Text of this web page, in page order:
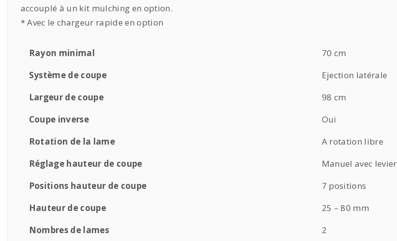
accouplé à un kit mulching en option.
* Avec le chargeur rapide en option
Rayon minimal
70 cm
Système de coupe
Ejection latérale
Largeur de coupe
98 cm
Coupe inverse
Oui
Rotation de la lame
A rotation libre
Réglage hauteur de coupe
Manuel avec levier
Positions hauteur de coupe
7 positions
Hauteur de coupe
25 – 80 mm
Nombres de lames
2